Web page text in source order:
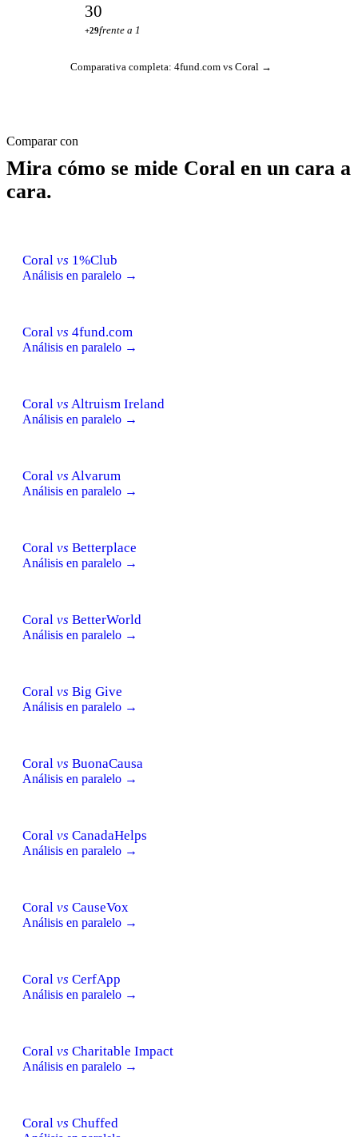
30
+29frente a 1
Comparativa completa: 4fund.com vs Coral →
Comparar con
Mira cómo se mide Coral en un cara a
cara.
Coral vs 1%Club
Análisis en paralelo →
Coral vs 4fund.com
Análisis en paralelo →
Coral vs Altruism Ireland
Análisis en paralelo →
Coral vs Alvarum
Análisis en paralelo →
Coral vs Betterplace
Análisis en paralelo →
Coral vs BetterWorld
Análisis en paralelo →
Coral vs Big Give
Análisis en paralelo →
Coral vs BuonaCausa
Análisis en paralelo →
Coral vs CanadaHelps
Análisis en paralelo →
Coral vs CauseVox
Análisis en paralelo →
Coral vs CerfApp
Análisis en paralelo →
Coral vs Charitable Impact
Análisis en paralelo →
Coral vs Chuffed